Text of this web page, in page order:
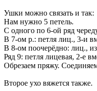
Ушки можно связать и так:
Нам нужно 5 петель.
С одного по 6-ой ряд
В 7-ом р.: петля лиц., 3-и
В 8-ом поочерёдно: лиц.,
Ряд 9: петля лицевая, 2-е
Обрезаем пряжу.
Второе ухо вяжется также.